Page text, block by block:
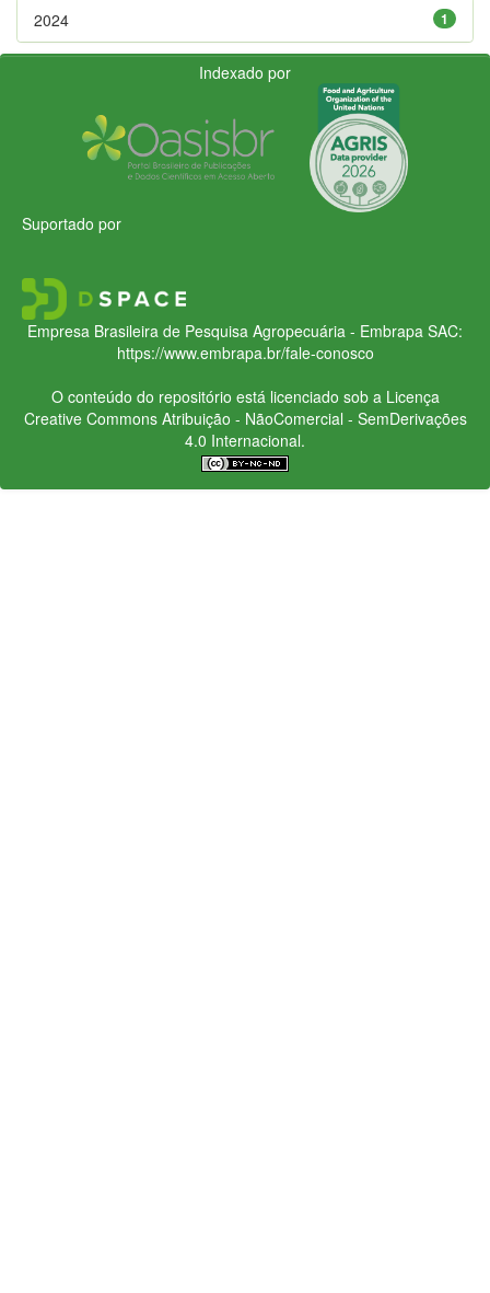
1
2024
Indexado por
Suportado por
Empresa Brasileira de Pesquisa Agropecuária - Embrapa SAC:
https://www.embrapa.br/fale-conosco
O conteúdo do repositório está licenciado sob a Licença
Creative CommonsAtribuição - NãoComercial - SemDerivações
4.0 Internacional.